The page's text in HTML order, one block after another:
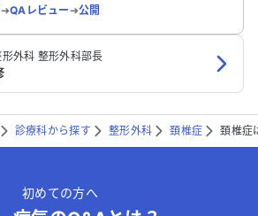
➔QAレビュー➔公開
外科 整形外科部長
診療科から探す 整形外科 頚椎症 頚椎症
初めての方へ